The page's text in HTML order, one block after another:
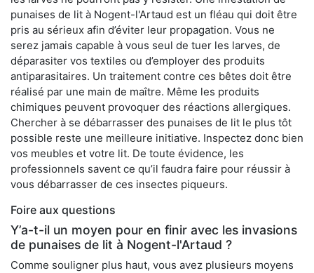
punaises de lit à Nogent-l'Artaud est un fléau qui doit être
pris au sérieux afin d’éviter leur propagation. Vous ne
serez jamais capable à vous seul de tuer les larves, de
déparasiter vos textiles ou d’employer des produits
antiparasitaires. Un traitement contre ces bêtes doit être
réalisé par une main de maître. Même les produits
chimiques peuvent provoquer des réactions allergiques.
Chercher à se débarrasser des punaises de lit le plus tôt
possible reste une meilleure initiative. Inspectez donc bien
vos meubles et votre lit. De toute évidence, les
professionnels savent ce qu’il faudra faire pour réussir à
vous débarrasser de ces insectes piqueurs.
Foire aux questions
Y’a-t-il un moyen pour en finir avec les invasions
de punaises de lit à Nogent-l'Artaud ?
Comme souligner plus haut, vous avez plusieurs moyens